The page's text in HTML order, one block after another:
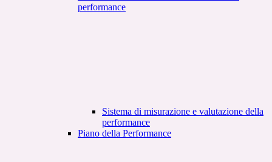
performance
Sistema di misurazione e valutazione della
performance
Piano della Performance